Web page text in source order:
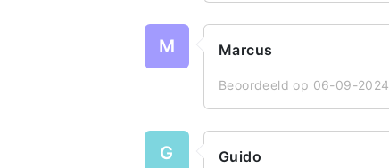
M Marcus
Beoordeeld op 06-09-2024
G Guido